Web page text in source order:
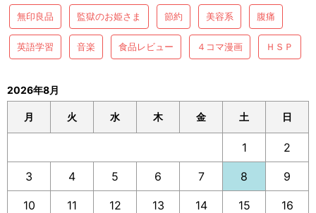
無印良品 監獄のお姫さま 節約 美容系 腹痛
英語学習 音楽 食品レビュー ４コマ漫画 ＨＳＰ
2026年8月
月 火 水 木 金 土 日
1 2
3 4 5 6 7 8 9
10 11 12 13 14 15 16